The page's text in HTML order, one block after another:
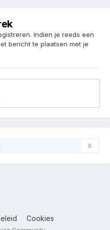
Indien je reeds een
bericht te plaatsen met je
0
Cookies